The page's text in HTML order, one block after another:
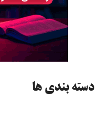
دسته‌ بندی ها